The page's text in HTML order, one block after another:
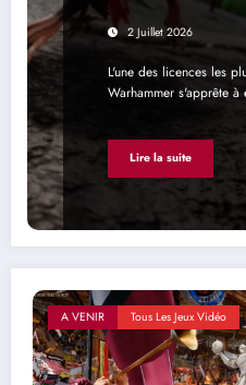
2 Juillet 2026
L'une des licences les
Warhammer s'apprête
Lire la suite
A VENIR Tous Les Jeux Vidéo